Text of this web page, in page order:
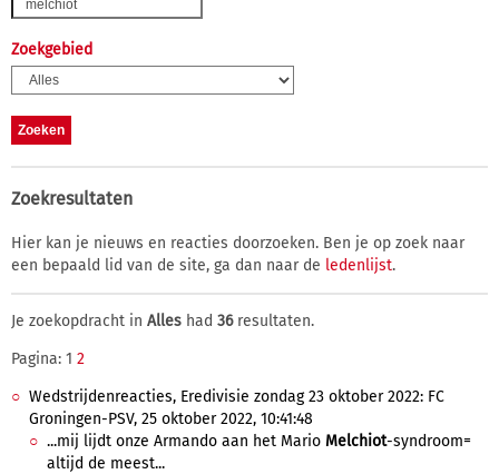
Zoekgebied
Zoekresultaten
Hier kan je nieuws en reacties doorzoeken. Ben je op zoek naar
een bepaald lid van de site, ga dan naar de ledenlijst.
Je zoekopdracht in Alles had 36resultaten.
Pagina: 1 2
Wedstrijdenreacties, Eredivisie zondag 23 oktober 2022: FC
Groningen-PSV, 25 oktober 2022, 10:41:48
...mij lijdt onze Armando aan het Mario Melchiot-syndroom=
altijd de meest...